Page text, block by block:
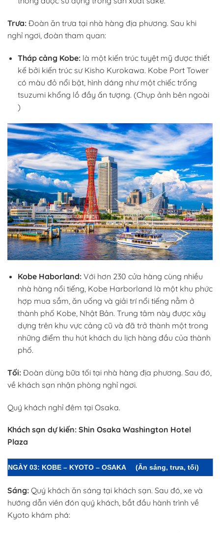
Trưa: Đoàn ăn trưa tại nhà hàng địa phương. Sau khi
nghỉ ngơi, đoàn tham quan:
Tháp cảng Kobe: là một kiến trúc tuyệt mỹ được thiết
kế bởi kiến trúc sư Kisho Kurokawa. Kobe Port Tower
có màu đỏ nổi bật, hình dáng như một chiếc trống
tsuzumi khổng lồ đầy ấn tượng. (Chụp ảnh bên ngoài
)
Kobe Haborland: Với hơn 230 cửa hàng cùng nhiều
nhà hàng nổi tiếng, Kobe Harborland là một khu phức
hợp mua sắm, ăn uống và giải trí nổi tiếng nằm ở
thành phố Kobe, Nhật Bản. Trung tâm này được xây
dựng trên khu vực cảng cũ và đã trở thành một trong
những điểm thu hút khách du lịch hàng đầu của thành
phố.
Tối: Đoàn dùng bữa tối tại nhà hàng địa phương. Sau đó,
về khách sạn nhận phòng nghỉ ngơi.
Quý khách nghỉ đêm tại Osaka.
Khách sạn dự kiến: Shin Osaka Washington Hotel
Plaza
NGÀY 03: KOBE – KYOTO – OSAKA (Ăn sáng, trưa, tối)
Sáng: Quý khách ăn sáng tại khách sạn. Sau đó, xe và
hướng dẫn viên đón quý khách, bắt đầu hành trình về
Kyoto khám phá: